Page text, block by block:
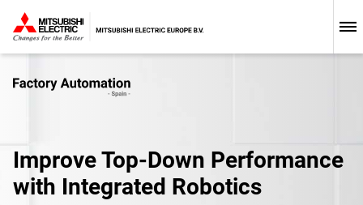
Improve Top-Down Performance
with Integrated Robotics